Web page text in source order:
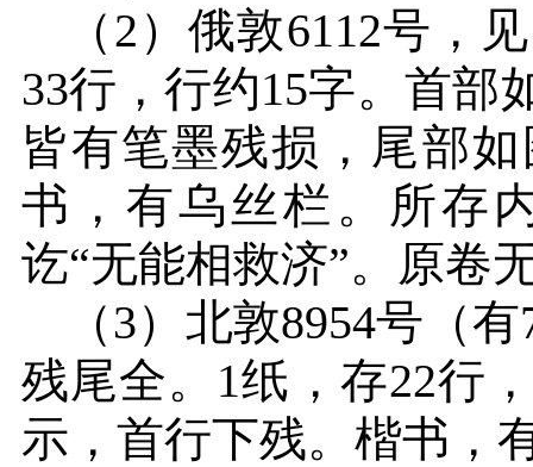
（2 ）俄敦6112号，
33行，行约15字。首部
皆有笔墨残损，尾部
书，有乌丝栏。所存
讫“无能相救济”。原卷
（3）北敦8954号（有
残尾全。 1纸，存22行
示，首行下残。楷书，